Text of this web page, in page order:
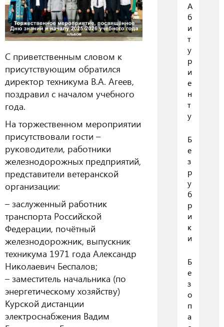
С приветственным словом к
присутствующим обратился
директор техникума В.А. Агеев,
поздравил с началом учебного
года.
На торжественном мероприятии
присутствовали гости –
руководители, работники
железнодорожных предприятий,
представители ветеранской
организации:
– заслуженный работник
транспорта Российской
Федерации, почётный
железнодорожник, выпускник
техникума 1971 года Александр
Николаевич Беспалов;
– заместитель начальника (по
энергетическому хозяйству)
Курской дистанции
электроснабжения Вадим
А
б
и
т
у
р
и
е
н
т
у
Б
е
з
р
у
б
р
и
к
и
Б
е
з
о
п
а